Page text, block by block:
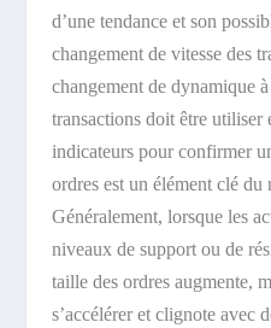
d’une tendance et son
changement de vitesse des
changement de dynamique
transactions doit être utiliser
indicateurs pour confirmer
ordres est un élément clé du
Généralement, lorsque les
niveaux de support ou de
taille des ordres augmente,
s’accélérer et clignote avec